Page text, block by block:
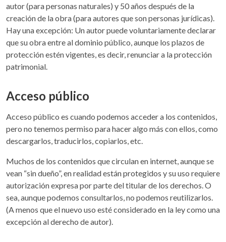
autor (para personas naturales) y 50 años después de la
creación de la obra (para autores que son personas jurídicas).
Hay una excepción: Un autor puede voluntariamente declarar
que su obra entre al dominio público, aunque los plazos de
protección estén vigentes, es decir, renunciar a la protección
patrimonial.
Acceso público
Acceso público es cuando podemos acceder a los contenidos,
pero no tenemos permiso para hacer algo más con ellos, como
descargarlos, traducirlos, copiarlos, etc.
Muchos de los contenidos que circulan en internet, aunque se
vean “sin dueño”, en realidad están protegidos y su uso requiere
autorización expresa por parte del titular de los derechos. O
sea, aunque podemos consultarlos, no podemos reutilizarlos.
(A menos que el nuevo uso esté considerado en la ley como una
excepción al derecho de autor).